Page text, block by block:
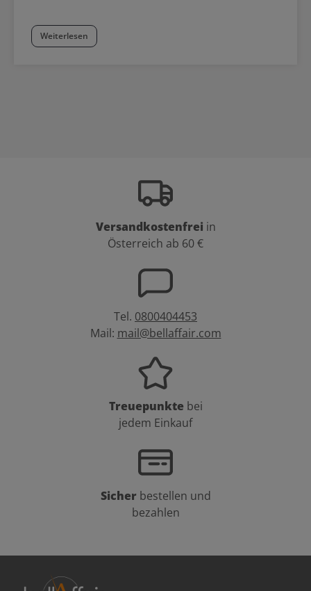
Weiterlesen
Versandkostenfrei in
Österreich ab 60 €
Tel. 0800404453
Mail: mail@bellaffair.com
Treuepunkte bei
jedem Einkauf
Sicher bestellen und
bezahlen